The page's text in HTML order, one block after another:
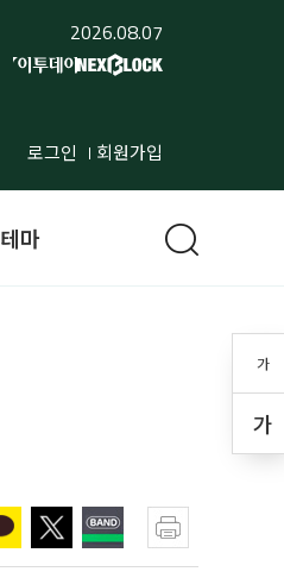
2026.08.07
로그인 회원가입
가
가
테마